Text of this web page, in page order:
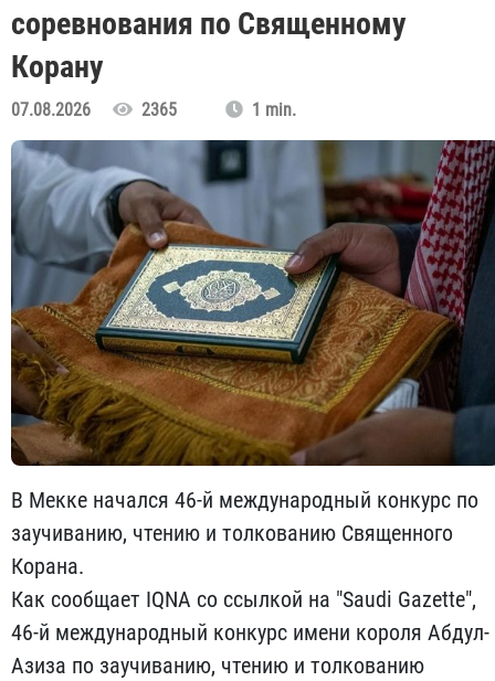
соревнования по Священному
Корану
07.08.2026 2365 1 min.
В Мекке начался 46-й международный конкурс по
заучиванию, чтению и толкованию Священного
Корана.
Как сообщает IQNA со ссылкой на "Saudi Gazette",
46-й международный конкурс имени короля Абдул-
Азиза по заучиванию, чтению и толкованию